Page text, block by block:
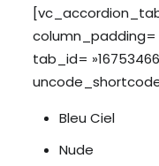
column_padding=
tab_id=
Bleu Ciel
Nude